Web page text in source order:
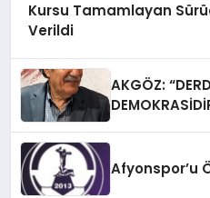
Kursu Tamamlayan
Verildi
AKGÖZ:
Afyonspor’u